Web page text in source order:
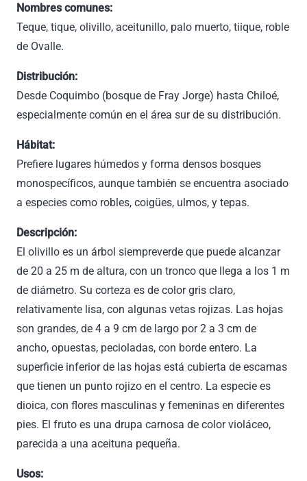
Nombres comunes:
Teque, tique, olivillo, aceitunillo, palo muerto, tiique, roble
de Ovalle.
Distribución:
Desde Coquimbo (bosque de Fray Jorge) hasta Chiloé,
especialmente común en el área sur de su distribución.
Hábitat:
Prefiere lugares húmedos y forma densos bosques
monospecíficos, aunque también se encuentra asociado
a especies como robles, coigües, ulmos, y tepas.
Descripción:
El olivillo es un árbol siempreverde que puede alcanzar
de 20 a 25 m de altura, con un tronco que llega a los 1 m
de diámetro. Su corteza es de color gris claro,
relativamente lisa, con algunas vetas rojizas. Las hojas
son grandes, de 4 a 9 cm de largo por 2 a 3 cm de
ancho, opuestas, pecioladas, con borde entero. La
superficie inferior de las hojas está cubierta de escamas
que tienen un punto rojizo en el centro. La especie es
dioica, con flores masculinas y femeninas en diferentes
pies. El fruto es una drupa carnosa de color violáceo,
parecida a una aceituna pequeña.
Usos: